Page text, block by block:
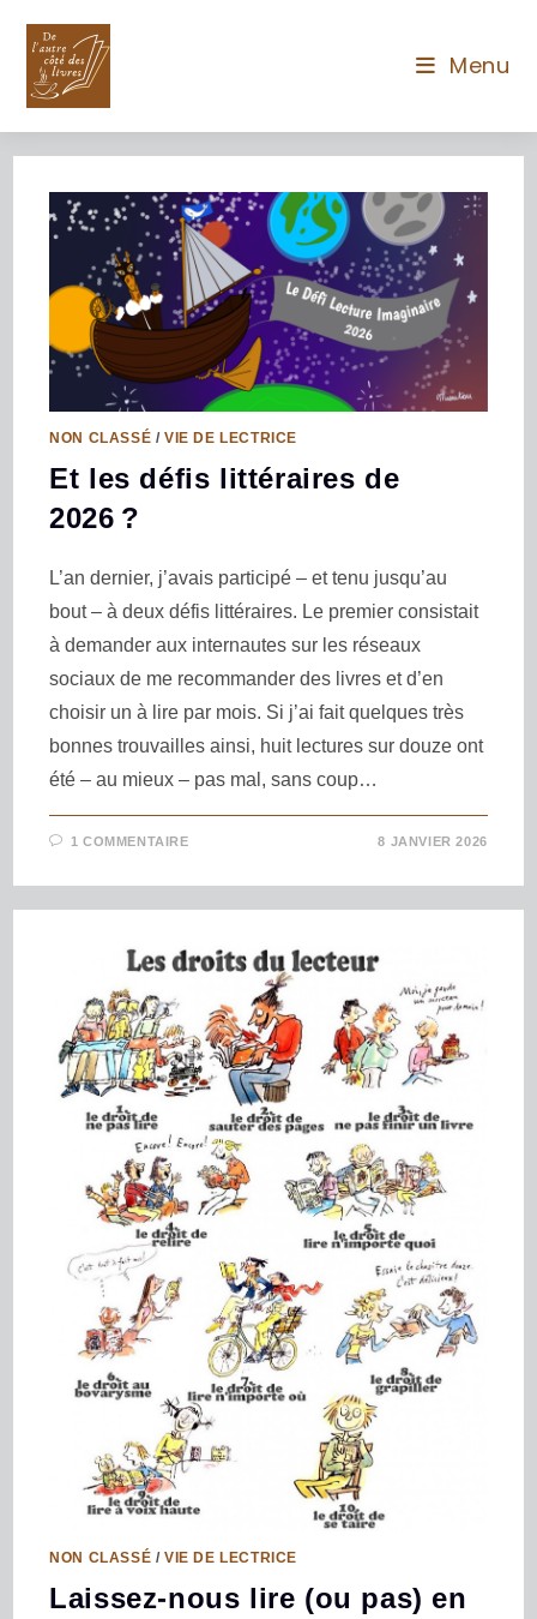
Menu
NON CLASSÉ /VIE DE LECTRICE
Et les défis littéraires de
2026 ?
L’an dernier, j’avais participé – et tenu jusqu’au
bout – à deux défis littéraires. Le premier consistait
à demander aux internautes sur les réseaux
sociaux de me recommander des livres et d’en
choisir un à lire par mois. Si j’ai fait quelques très
bonnes trouvailles ainsi, huit lectures sur douze ont
été – au mieux – pas mal, sans coup…
1 COMMENTAIRE 8 JANVIER 2026
NON CLASSÉ /VIE DE LECTRICE
Laissez-nous lire (ou pas) en